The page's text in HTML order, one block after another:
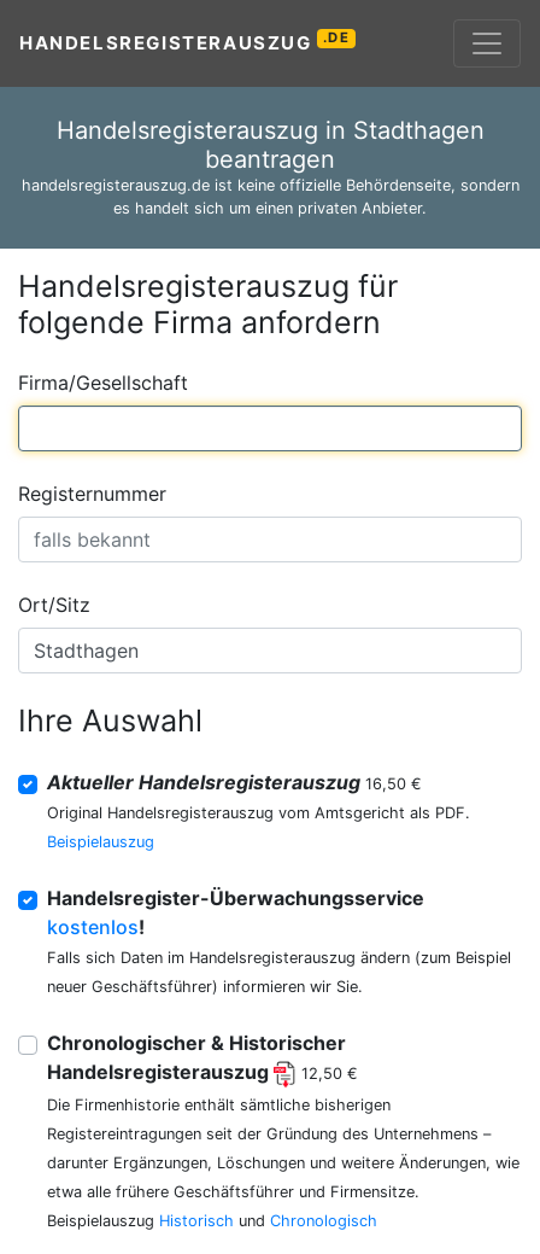
HANDELSREGISTERAUSZUG .DE
Handelsregisterauszug in Stadthagen
beantragen
handelsregisterauszug.de ist keine offizielle Behördenseite, sondern
es handelt sich um einen privaten Anbieter.
Handelsregisterauszug für
folgende Firma anfordern
Firma/Gesellschaft
Registernummer
Ort/Sitz
Ihre Auswahl
Aktueller Handelsregisterauszug 16,50 €
Original Handelsregisterauszug vom Amtsgericht als PDF.
Beispielauszug
Handelsregister-Überwachungsservice
kostenlos!
Falls sich Daten im Handelsregisterauszug ändern (zum Beispiel
neuer Geschäftsführer) informieren wir Sie.
Chronologischer & Historischer
Handelsregisterauszug
12,50 €
Die Firmenhistorie enthält sämtliche bisherigen
Registereintragungen seit der Gründung des Unternehmens –
darunter Ergänzungen, Löschungen und weitere Änderungen, wie
etwa alle frühere Geschäftsführer und Firmensitze.
Beispielauszug Historisch und Chronologisch